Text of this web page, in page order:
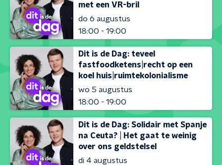
met een VR-bril
do 6 augustus
18:00 - 19:00
Dit is de Dag: teveel
fastfoodketens|recht op een
koel huis|ruimtekolonialisme
wo 5 augustus
18:00 - 19:00
Dit is de Dag: Solidair met Spanje
na Ceuta? | Het gaat te weinig
over ons geldstelsel
di 4 augustus